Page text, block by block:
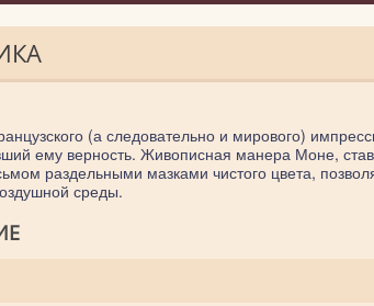
(а следовательно и мирового)
ему верность. Живописная манера Моне,
раздельными мазками чистого цвета,
среды.